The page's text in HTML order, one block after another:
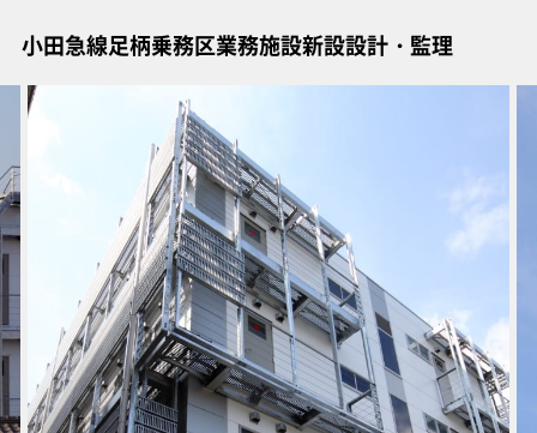
小田急線足柄乗務区業務施設新設設計・監理